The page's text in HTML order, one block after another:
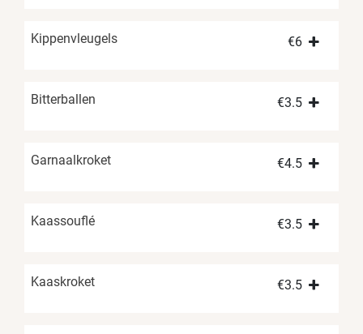
Kippenvleugels €6
Bitterballen €3.5
Garnaalkroket €4.5
Kaassouflé €3.5
Kaaskroket €3.5